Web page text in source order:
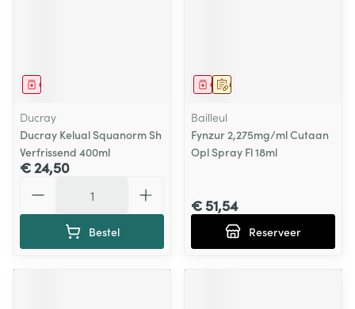
Geneesmiddel
Ducray
Ducray Kelual Squanorm Sh
Verfrissend 400ml
€ 24,50
Bestel
Op voorschrift
Geneesmiddel
Bailleul
Fynzur 2,275mg/ml Cutaan
Opl Spray Fl 18ml
€ 51,54
Reserveer